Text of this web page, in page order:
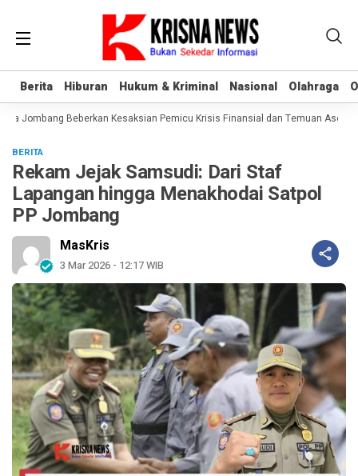
Berita Hiburan Hukum & Kriminal Nasional Olahraga
Berita Hiburan Hukum & Kriminal Nasional Olahraga
Jombang Beberkan Kesaksian Pemicu Krisis Finansial dan Temuan Aset
BERITA
Rekam Jejak Samsudi: Dari Staf
Lapangan hingga Menakhodai Satpol
PP Jombang
MasKris
3 Mar 2026 - 12:17 WIB